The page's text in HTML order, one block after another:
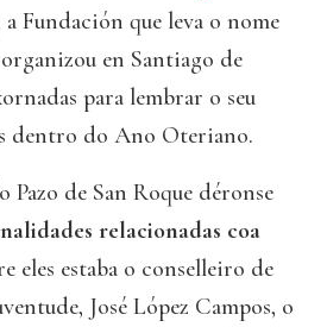
Fundación que leva o nome
en Santiago de
para lembrar o seu
dentro do Ano Oteriano.
Pazo de San Roque déronse
relacionadas coa
eles estaba o conselleiro de
José López Campos, o